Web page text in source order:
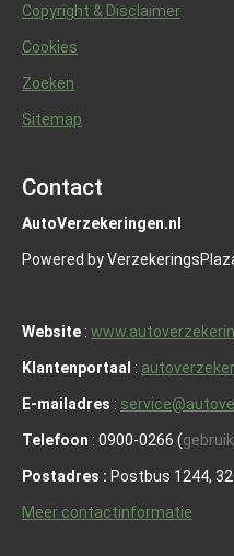
Copyright & Disclaimer
Cookies
Zoeken
Sitemap
Contact
AutoVerzekeringen.nl
Powered by
Website :
Klantenportaal :
E-mailadres :
Telefoon : 0900-0266 (
Postadres : Postbus 1244,
Meer contactinformatie